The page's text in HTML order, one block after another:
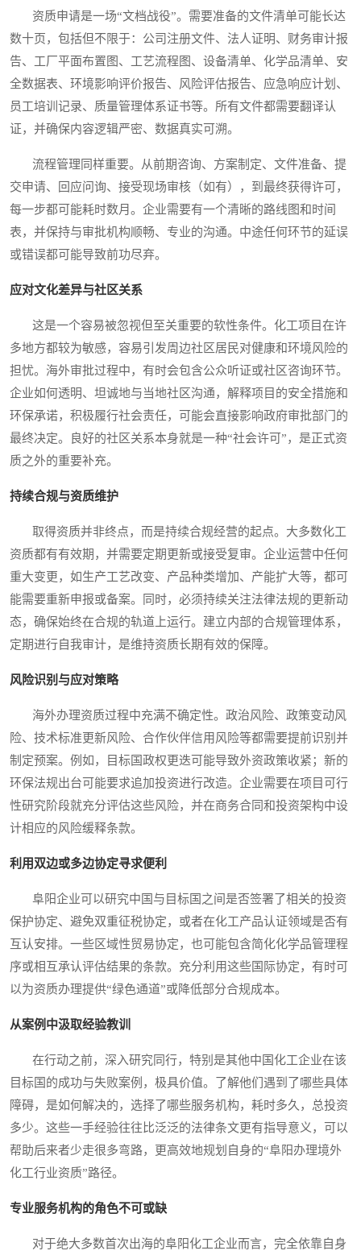
资质申请是一场“文档战役”。需要准备的文件清单可能长达
数十页，包括但不限于：公司注册文件、法人证明、财务审计报
告、工厂平面布置图、工艺流程图、设备清单、化学品清单、安
全数据表、环境影响评价报告、风险评估报告、应急响应计划、
员工培训记录、质量管理体系证书等。所有文件都需要翻译认
证，并确保内容逻辑严密、数据真实可溯。
流程管理同样重要。从前期咨询、方案制定、文件准备、提
交申请、回应问询、接受现场审核（如有），到最终获得许可，
每一步都可能耗时数月。企业需要有一个清晰的路线图和时间
表，并保持与审批机构顺畅、专业的沟通。中途任何环节的延误
或错误都可能导致前功尽弃。
应对文化差异与社区关系
这是一个容易被忽视但至关重要的软性条件。化工项目在许
多地方都较为敏感，容易引发周边社区居民对健康和环境风险的
担忧。海外审批过程中，有时会包含公众听证或社区咨询环节。
企业如何透明、坦诚地与当地社区沟通，解释项目的安全措施和
环保承诺，积极履行社会责任，可能会直接影响政府审批部门的
最终决定。良好的社区关系本身就是一种“社会许可”，是正式资
质之外的重要补充。
持续合规与资质维护
取得资质并非终点，而是持续合规经营的起点。大多数化工
资质都有有效期，并需要定期更新或接受复审。企业运营中任何
重大变更，如生产工艺改变、产品种类增加、产能扩大等，都可
能需要重新申报或备案。同时，必须持续关注法律法规的更新动
态，确保始终在合规的轨道上运行。建立内部的合规管理体系，
定期进行自我审计，是维持资质长期有效的保障。
风险识别与应对策略
海外办理资质过程中充满不确定性。政治风险、政策变动风
险、技术标准更新风险、合作伙伴信用风险等都需要提前识别并
制定预案。例如，目标国政权更迭可能导致外资政策收紧；新的
环保法规出台可能要求追加投资进行改造。企业需要在项目可行
性研究阶段就充分评估这些风险，并在商务合同和投资架构中设
计相应的风险缓释条款。
利用双边或多边协定寻求便利
阜阳企业可以研究中国与目标国之间是否签署了相关的投资
保护协定、避免双重征税协定，或者在化工产品认证领域是否有
互认安排。一些区域性贸易协定，也可能包含简化化学品管理程
序或相互承认评估结果的条款。充分利用这些国际协定，有时可
以为资质办理提供“绿色通道”或降低部分合规成本。
从案例中汲取经验教训
在行动之前，深入研究同行，特别是其他中国化工企业在该
目标国的成功与失败案例，极具价值。了解他们遇到了哪些具体
障碍，是如何解决的，选择了哪些服务机构，耗时多久，总投资
多少。这些一手经验往往比泛泛的法律条文更有指导意义，可以
帮助后来者少走很多弯路，更高效地规划自身的“阜阳办理境外
化工行业资质”路径。
专业服务机构的角色不可或缺
对于绝大多数首次出海的阜阳化工企业而言，完全依靠自身